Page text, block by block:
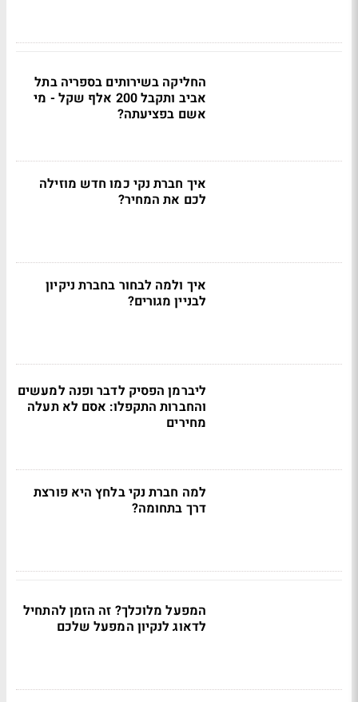
החליקה בשירותים בספריה בתל
אביב ותקבל 200 אלף שקל - מי
אשם בפציעתה?
איך חברת נקי כמו חדש מוזילה
לכם את המחיר?
איך ולמה לבחור בחברת ניקיון
לבניין מגורים?
ליברמן הפסיק לדבר ופנה למעשים
והחברות התקפלו: אסם לא תעלה
מחירים
למה חברת נקי בלחץ היא פורצת
דרך בתחומה?
המפעל מלוכלך? זה הזמן להתחיל
לדאוג לנקיון המפעל שלכם